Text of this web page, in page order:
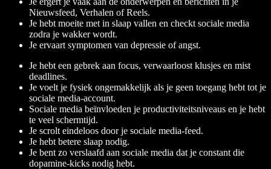
Nieuwsfeed, Verhalen of Reels.
Je hebt moeite met in slaap vallen en checkt sociale media
zodra je wakker wordt.
Je ervaart symptomen van depressie of angst.
Je hebt een gebrek aan focus, verwaarloost klusjes en mist
deadlines.
Je voelt je fysiek ongemakkelijk als je geen toegang hebt tot je
sociale media-account.
Sociale media beïnvloeden je productiviteitsniveaus en je hebt
te veel schermtijd.
Je scrolt eindeloos door je sociale media-feed.
Je hebt betere slaap nodig.
Je bent zo verslaafd aan sociale media dat je constant die
dopamine-kicks nodig hebt.